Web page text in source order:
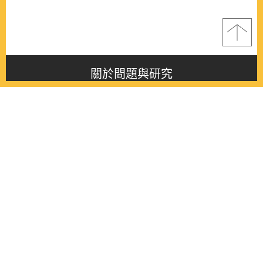
關於問題與研究
About this journal